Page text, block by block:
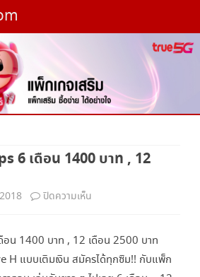
content
6 เดือน 1400 บาท , 12
ปิดความเห็น
เน็ต
ทรู
อน 1400 บาท , 12 เดือน 2500 บาท
H แบบเติมเงิน สมัครได้ทุกซิม!! กับแพ็ก